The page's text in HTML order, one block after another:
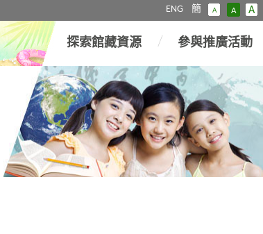
ENG 簡 A A A
探索館藏資源 參與推廣活動